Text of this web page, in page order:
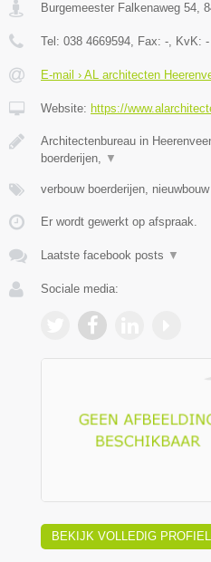
Burgemeester Falkenaweg 54,
Tel: 038 4669594, Fax: -, KvK: -
E-mail › AL architecten
Website: https://
Architectenbureau in
boerderijen, ▼
verbouw boerderijen,
Er wordt gewerkt op afspraak.
Laatste facebook posts ▼
Sociale media:
BEKIJK VOLLEDIG PROFIEL